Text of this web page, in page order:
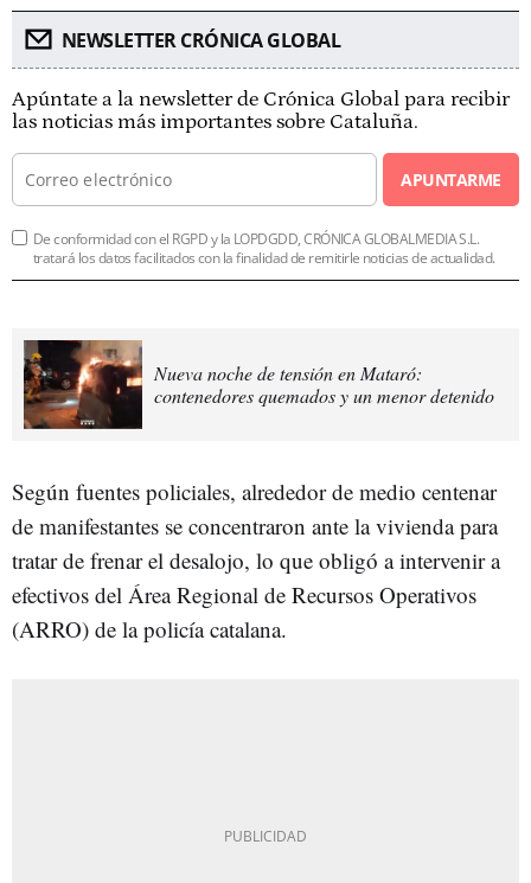
NEWSLETTER CRÓNICA GLOBAL
Apúntate a la newsletter de Crónica Global para recibir
las noticias más importantes sobre Cataluña.
APUNTARME
De conformidad con el RGPD y la LOPDGDD, CRÓNICA GLOBALMEDIA S.L.
tratará los datos facilitados con la finalidad de remitirle noticias de actualidad.
Nueva noche de tensión en Mataró:
contenedores quemados y un menor detenido
Según fuentes policiales, alrededor de medio centenar
de manifestantes se concentraron ante la vivienda para
tratar de frenar el desalojo, lo que obligó a intervenir a
efectivos del Área Regional de Recursos Operativos
(ARRO) de la policía catalana.